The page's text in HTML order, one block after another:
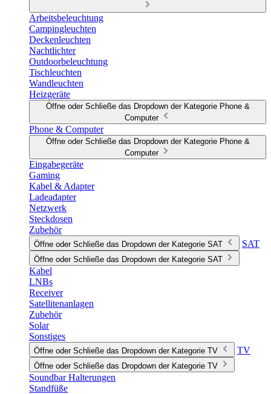
Arbeitsbeleuchtung
Campingleuchten
Deckenleuchten
Nachtlichter
Outdoorbeleuchtung
Tischleuchten
Wandleuchten
Heizgeräte
Öffne oder Schließe das Dropdown der Kategorie Phone &
Computer
Phone & Computer
Öffne oder Schließe das Dropdown der Kategorie Phone &
Computer
Eingabegeräte
Gaming
Kabel & Adapter
Ladeadapter
Netzwerk
Steckdosen
Zubehör
Öffne oder Schließe das Dropdown der Kategorie SAT SAT
Öffne oder Schließe das Dropdown der Kategorie SAT
Kabel
LNBs
Receiver
Satellitenanlagen
Zubehör
Solar
Sonstiges
Öffne oder Schließe das Dropdown der Kategorie TV TV
Öffne oder Schließe das Dropdown der Kategorie TV
Soundbar Halterungen
Standfüße